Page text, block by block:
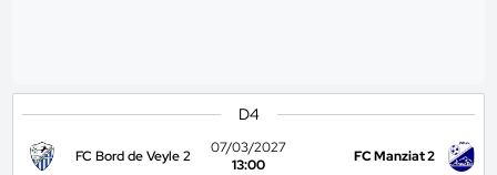
D4
FC Bord de Veyle 2
07/03/2027
13:00
FC Manziat 2